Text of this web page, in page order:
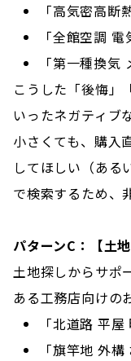
「高気密高断
「全館空調 電
「第一種換気
こうした「後悔」
いったネガティブ
小さくても、購入
してほしい（ある
で検索するため、
パターンC：【土
土地探しからサポ
ある工務店向けの
「北道路 平
「旗竿地 外